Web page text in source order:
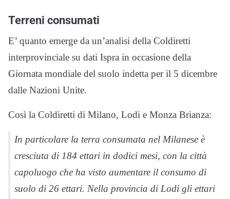
Terreni consumati
E’ quanto emerge da un’analisi della Coldiretti
interprovinciale su dati Ispra in occasione della
Giornata mondiale del suolo indetta per il 5 dicembre
dalle Nazioni Unite.
Così la Coldiretti di Milano, Lodi e Monza Brianza:
In particolare la terra consumata nel Milanese è
cresciuta di 184 ettari in dodici mesi, con la città
capoluogo che ha visto aumentare il consumo di
suolo di 26 ettari. Nella provincia di Lodi gli ettari